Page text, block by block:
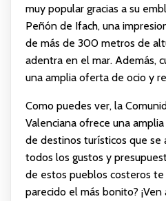
muy popular gracias a su
Peñón de Ifach, una
de más de 300 metros de
adentra en el mar. Además,
una amplia oferta de ocio y
Como puedes ver, la
Valenciana ofrece una
de destinos turísticos que se
todos los gustos y
de estos pueblos costeros te
parecido el más bonito? ¡Ven